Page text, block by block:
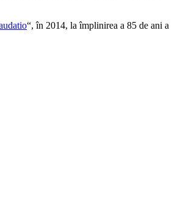
“, în 2014, la împlinirea a 85 de ani a